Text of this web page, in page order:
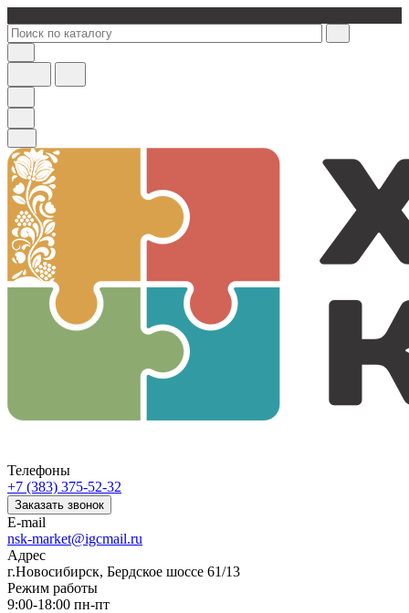
Телефоны
+7 (383) 375-52-32
Заказать звонок
E-mail
nsk-market@igcmail.ru
Адрес
г.Новосибирск, Бердское шоссе 61/13
Режим работы
9:00-18:00 пн-пт